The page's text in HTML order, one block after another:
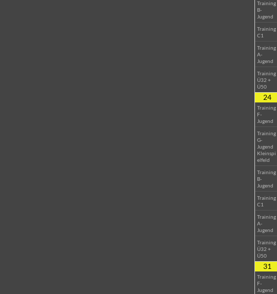
Training
B-
Jugend
Training
C1
Training
A-
Jugend
Training
Ü32 +
Ü50
24
Training
F-
Jugend
Training
G-
Jugend
Kleinspi
elfeld
Training
B-
Jugend
Training
C1
Training
A-
Jugend
Training
Ü32 +
Ü50
31
Training
F-
Jugend